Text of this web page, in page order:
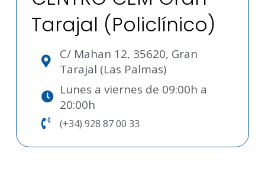
Tarajal (Policlínico)
C/ Mahan 12, 35620, Gran
Tarajal (Las Palmas)
Lunes a viernes de 09:00h a
20:00h
(+34) 928 87 00 33